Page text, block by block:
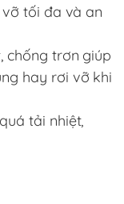
tối đa và an
chống trơn giúp
hay rơi vỡ khi
tải nhiệt,